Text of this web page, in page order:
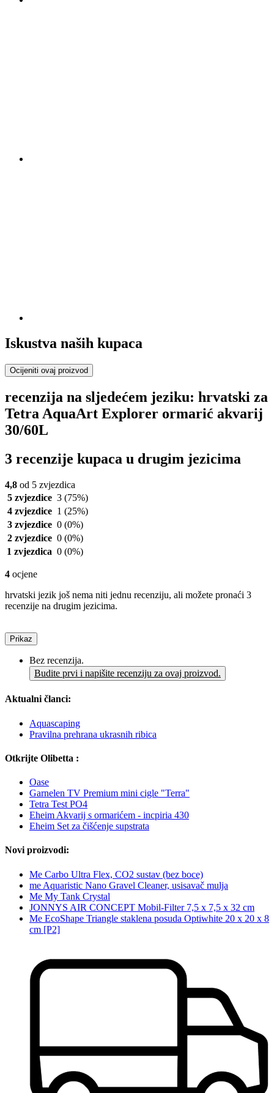
Iskustva naših kupaca
Ocijeniti ovaj proizvod
recenzija na sljedećem jeziku: hrvatski za
Tetra AquaArt Explorer ormarić akvarij
30/60L
3 recenzije kupaca u drugim jezicima
4,8 od 5 zvjezdica
5 zvjezdice 3 (75%)
4 zvjezdice 1 (25%)
3 zvjezdice 0 (0%)
2 zvjezdice 0 (0%)
1 zvjezdica 0 (0%)
4 ocjene
hrvatski jezik još nema niti jednu recenziju, ali možete pronaći 3
recenzije na drugim jezicima.
Prikaz
Bez recenzija.
Budite prvi i napišite recenziju za ovaj proizvod.
Aktualni članci:
Aquascaping
Pravilna prehrana ukrasnih ribica
Otkrijte Olibetta :
Oase
Garnelen TV Premium mini cigle "Terra"
Tetra Test PO4
Eheim Akvarij s ormarićem - incpiria 430
Eheim Set za čišćenje supstrata
Novi proizvodi:
Me Carbo Ultra Flex, CO2 sustav (bez boce)
me Aquaristic Nano Gravel Cleaner, usisavač mulja
Me My Tank Crystal
JONNYS AIR CONCEPT Mobil-Filter 7,5 x 7,5 x 32 cm
Me EcoShape Triangle staklena posuda Optiwhite 20 x 20 x 8
cm [P2]